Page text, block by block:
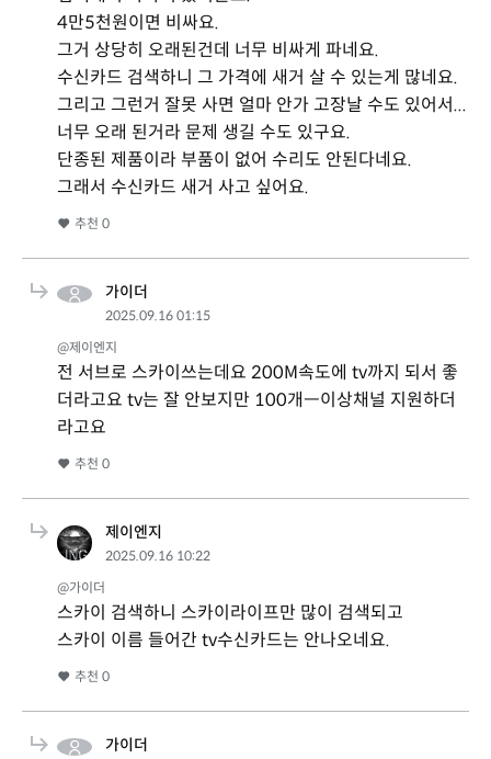
4만5천원이면 비싸요.
그거 상당히 오래된건데 너무 비싸게 파네요.
수신카드 검색하니 그 가격에 새거 살 수 있는게 많네요.
그리고 그런거 잘못 사면 얼마 안가 고장날 수도 있어서...
너무 오래 된거라 문제 생길 수도 있구요.
단종된 제품이라 부품이 없어 수리도 안된다네요.
그래서 수신카드 새거 사고 싶어요.
추천 0
가이더
2025.09.16 01:15
@제이엔지
전 서브로 스카이쓰는데요 200M속도에 tv까지 되서 좋
더라고요 tv는 잘 안보지만 100개ㅡ이상채널 지원하더
라고요
추천 0
제이엔지
2025.09.16 10:22
@가이더
스카이 검색하니 스카이라이프만 많이 검색되고
스카이 이름 들어간 tv수신카드는 안나오네요.
추천 0
가이더